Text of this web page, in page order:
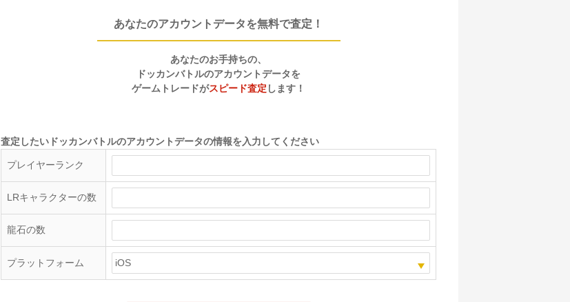
あなたのアカウントデータを無料で査定！
あなたのお手持ちの、
ドッカンバトルのアカウントデータを
ゲームトレードがスピード査定 します！
査定したいドッカンバトルのアカウントデータの情報を入力してください
プレイヤーランク
LRキャラクターの数
龍石の数
プラットフォーム